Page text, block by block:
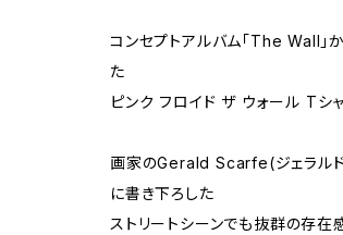
コンセプトアルバム「The Wall」
た
ピンク フロイド ザ ウォール Tシ
画家のGerald Scarfe(ジェラル
に書き下ろした
ストリートシーンでも抜群の存在